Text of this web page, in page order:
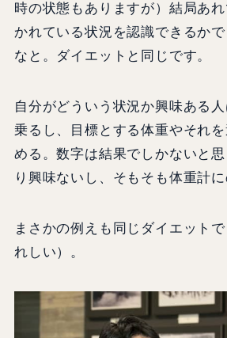
時の状態もありますが）結局あ
かれている状況を認識できるか
なと。ダイエットと同じです。
自分がどういう状況か興味ある
乗るし、目標とする体重やそれ
める。数字は結果でしかないと
り興味ないし、そもそも体重計に
まさかの例えも同じダイエット
れしい）。